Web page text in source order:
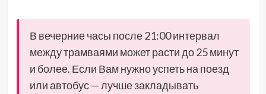
В вечерние часы после 21:00 интервал
между трамваями может расти до 25 минут
и более. Если Вам нужно успеть на поезд
или автобус — лучше закладывать